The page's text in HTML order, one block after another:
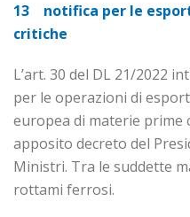
13 notifica per le
critiche
L’art. 30 del DL 21/2022
per le operazioni di
europea di materie prime
apposito decreto del
Ministri. Tra le suddette
rottami ferrosi.